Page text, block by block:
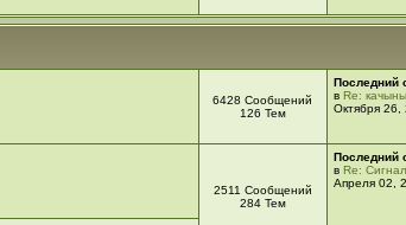
6428 Сообщений
126 Тем
Последний
в Re:
Октября 26,
2511 Сообщений
284 Тем
Последний
в Re:
Апреля 02,